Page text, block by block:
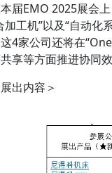
EMO 2025展会上
加工机”以及“自动
4家公司还将在
享等方面推进协同
内容＞